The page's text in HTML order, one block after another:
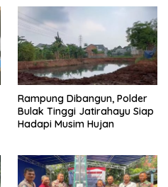
Rampung Dibangun, Polder
Bulak Tinggi Jatirahayu Siap
Hadapi Musim Hujan